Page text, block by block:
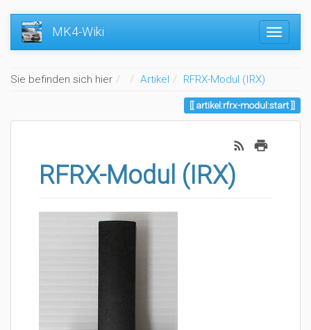
MK4-Wiki
Sie befinden sich hier Home
Artikel RFRX-Modul (IRX)
artikel:rfrx-modul:start
RFRX-Modul (IRX)